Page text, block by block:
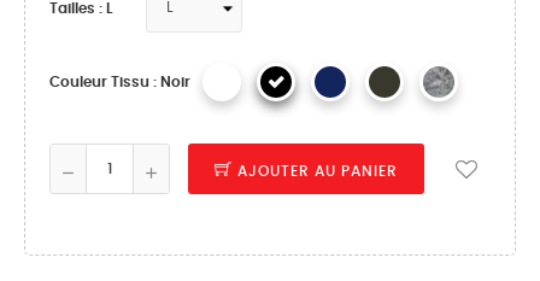
Tailles : L
Couleur Tissu : Noir
AJOUTER AU PANIER